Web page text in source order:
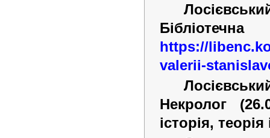
https://
valerii-
Некролог
історія,